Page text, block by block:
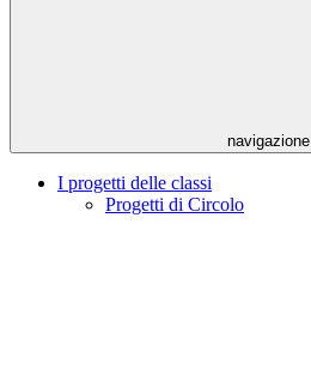
navigazione
I progetti delle classi
Progetti di Circolo